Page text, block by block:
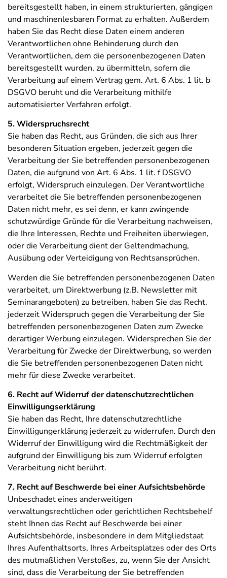
bereitsgestellt haben, in einem strukturierten, gängigen
und maschinenlesbaren Format zu erhalten. Außerdem
haben Sie das Recht diese Daten einem anderen
Verantwortlichen ohne Behinderung durch den
Verantwortlichen, dem die personenbezogenen Daten
bereitsgestellt wurden, zu übermitteln, sofern die
Verarbeitung auf einem Vertrag gem. Art. 6 Abs. 1 lit. b
DSGVO beruht und die Verarbeitung mithilfe
automatisierter Verfahren erfolgt.
5. Widerspruchsrecht
Sie haben das Recht, aus Gründen, die sich aus Ihrer
besonderen Situation ergeben, jederzeit gegen die
Verarbeitung der Sie betreffenden personenbezogenen
Daten, die aufgrund von Art. 6 Abs. 1 lit. f DSGVO
erfolgt, Widerspruch einzulegen. Der Verantwortliche
verarbeitet die Sie betreffenden personenbezogenen
Daten nicht mehr, es sei denn, er kann zwingende
schutzwürdige Gründe für die Verarbeitung nachweisen,
die Ihre Interessen, Rechte und Freiheiten überwiegen,
oder die Verarbeitung dient der Geltendmachung,
Ausübung oder Verteidigung von Rechtsansprüchen.
Werden die Sie betreffenden personenbezogenen Daten
verarbeitet, um Direktwerbung (z.B. Newsletter mit
Seminarangeboten) zu betreiben, haben Sie das Recht,
jederzeit Widerspruch gegen die Verarbeitung der Sie
betreffenden personenbezogenen Daten zum Zwecke
derartiger Werbung einzulegen. Widersprechen Sie der
Verarbeitung für Zwecke der Direktwerbung, so werden
die Sie betreffenden personenbezogenen Daten nicht
mehr für diese Zwecke verarbeitet.
6. Recht auf Widerruf der datenschutzrechtlichen
Einwilligungserklärung
Sie haben das Recht, Ihre datenschutzrechtliche
Einwilligungerklärung jederzeit zu widerrufen. Durch den
Widerruf der Einwilligung wird die Rechtmäßigkeit der
aufgrund der Einwilligung bis zum Widerruf erfolgten
Verarbeitung nicht berührt.
7. Recht auf Beschwerde bei einer Aufsichtsbehörde
Unbeschadet eines anderweitigen
verwaltungsrechtlichen oder gerichtlichen Rechtsbehelf
steht Ihnen das Recht auf Beschwerde bei einer
Aufsichtsbehörde, insbesondere in dem Mitgliedstaat
Ihres Aufenthaltsorts, Ihres Arbeitsplatzes oder des Orts
des mutmaßlichen Verstoßes, zu, wenn Sie der Ansicht
sind, dass die Verarbeitung der Sie betreffenden